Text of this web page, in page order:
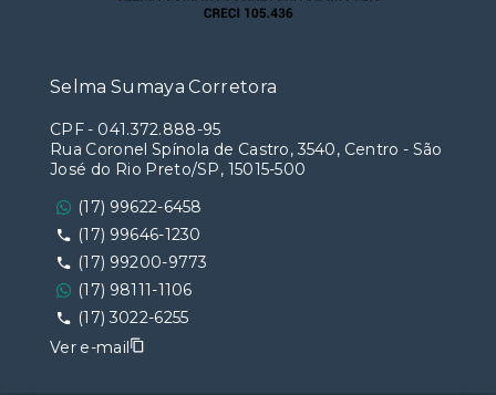
Selma Sumaya Corretora
CPF- 041.372.888-95
Rua Coronel Spínola de Castro, 3540, Centro - São
José do Rio Preto/SP, 15015-500
(17) 99622-6458
(17) 99646-1230
(17) 99200-9773
(17) 98111-1106
(17) 3022-6255
Ver e-mail